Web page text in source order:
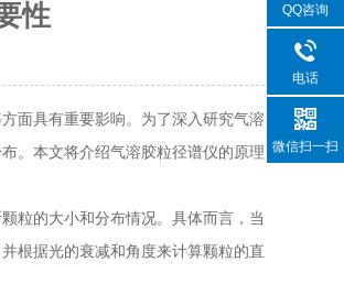
性
面具有重要影响。为了深入研究气溶
。本文将介绍气溶胶粒径谱仪的原理
粒的大小和分布情况。具体而言，当
根据光的衰减和角度来计算颗粒的直
QQ咨询
电话
微信扫一扫